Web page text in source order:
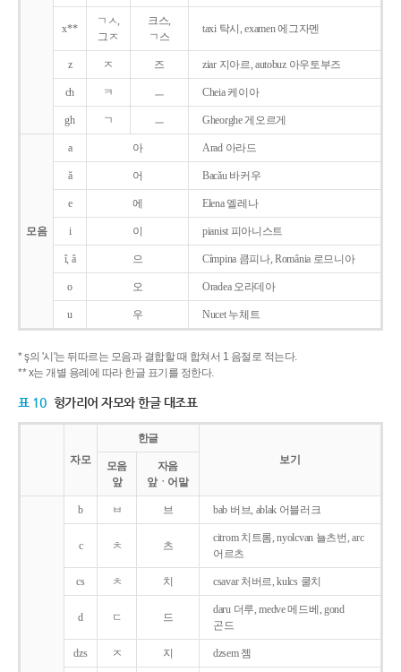
x**
ㄱㅅ,
그ㅈ
크스,
ㄱ스
taxi 탁시, examen 에그자멘
z ㅈ 즈 ziar 지아르, autobuz 아우토부즈
ch ㅋ ㅡ Cheia 케이아
gh ㄱ ㅡ Gheorghe 게오르게
모음
a 아 Arad 아라드
ǎ 어 Bacǎu 바커우
e 에 Elena 엘레나
i 이 pianist 피아니스트
î, â 으 Cîmpina 큼피나, România 로므니아
o 오 Oradea 오라데아
u 우 Nucet 누체트
* ş의 '시'는 뒤따르는 모음과 결합할 때 합쳐서 1 음절로 적는다.
** x는 개별 용례에 따라 한글 표기를 정한다.
표 10 헝가리어 자모와 한글 대조표
자모
한글
보기
모음
앞
자음
앞ㆍ어말
b ㅂ 브 bab 버브, ablak 어블러크
c ㅊ 츠
citrom 치트롬, nyolcvan 뇰츠번, arc
어르츠
cs ㅊ 치 csavar 처버르, kulcs 쿨치
d ㄷ 드
daru 더루, medve 메드베, gond
곤드
dzs ㅈ 지 dzsem 젬